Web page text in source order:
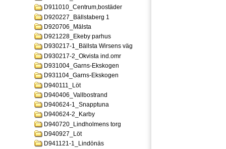
D911010_Centrum,bostäder
D920227_Bällstaberg 1
D920706_Mälsta
D921228_Ekeby parhus
D930217-1_Bällsta Wirsens väg
D930217-2_Okvista ind.omr
D931004_Garns-Ekskogen
D931104_Garns-Ekskogen
D940111_Löt
D940406_Vallbostrand
D940624-1_Snapptuna
D940624-2_Karby
D940720_Lindholmens torg
D940927_Löt
D941121-1_Lindönäs